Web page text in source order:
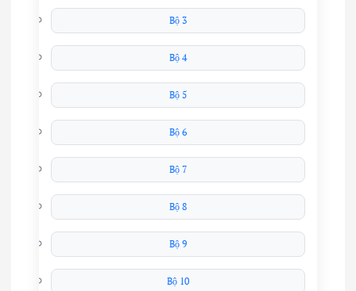
Bộ 3
Bộ 4
Bộ 5
Bộ 6
Bộ 7
Bộ 8
Bộ 9
Bộ 10